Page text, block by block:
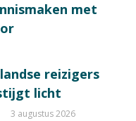
met
reizigers
licht
3 augustus 2026